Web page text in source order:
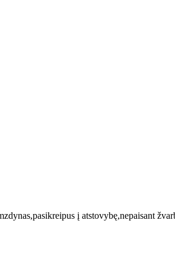
į atstovybę,nepaisant